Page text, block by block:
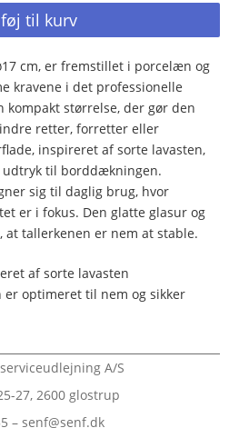
til kurv
cm, er fremstillet i porcelæn og
kravene i det professionelle
kompakt størrelse, der gør den
retter, forretter eller
inspireret af sorte lavasten,
til borddækningen.
sig til daglig brug, hvor
er i fokus. Den glatte glasur og
tallerkenen er nem at stable.
af sorte lavasten
er optimeret til nem og sikker
A/S
27, 2600 glostrup
– senf@senf.dk